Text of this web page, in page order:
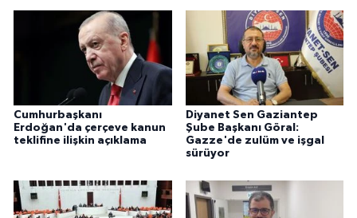
Cumhurbaşkanı
Erdoğan'da çerçeve kanun
teklifine ilişkin açıklama
Diyanet Sen Gaziantep
Şube Başkanı Göral:
Gazze'de zulüm ve işgal
sürüyor